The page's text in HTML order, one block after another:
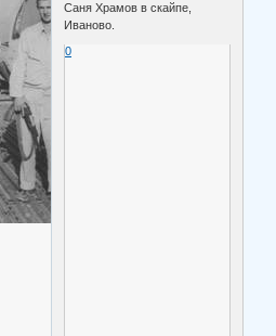
Саня Храмов в скайпе,
Иваново.
0